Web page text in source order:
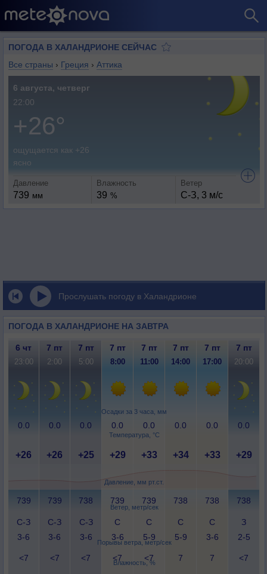
ПОГОДА В ХАЛАНДРИОНЕ СЕЙЧАС
Все страны › Греция › Аттика
6 августа, четверг
22:00
+26°
ощущается как +26
ясно
Давление
739 мм
Влажность
39 %
Ветер
С-З, 3 м/с
Прослушать погоду в Халандрионе
ПОГОДА В ХАЛАНДРИОНЕ НА ЗАВТРА
Осадки за 3 часа, мм
Температура, °C
Давление, мм рт.ст.
Ветер, метр/сек
Порывы ветра, метр/сек
Влажность, %
6 чт 7 пт 7 пт 7 пт 7 пт 7 пт 7 пт 7 пт
23:00 2:00 5:00 8:00 11:00 14:00 17:00 20:00
0.0 0.0 0.0 0.0 0.0 0.0 0.0 0.0
+26 +26 +25 +29 +33 +34 +33 +29
739 739 738 739 739 738 738 738
С-З
3-6
С-З
3-6
С-З
3-6
С
3-6
С
5-9
С
5-9
С
3-6
З
2-5
<7 <7 <7 <7 <7 7 7 <7